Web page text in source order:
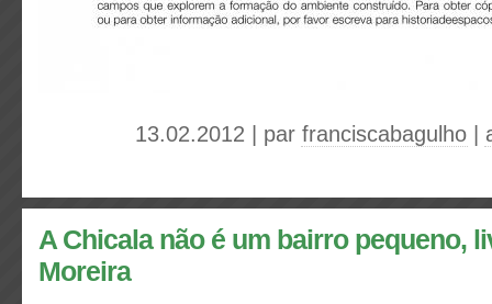
13.02.2012 | par franciscabagulho
A Chicala não é um bairro pequeno,
Moreira